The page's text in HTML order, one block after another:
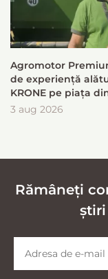
Agromotor
de experiență
KRONE pe piața
Moldova
3 aug 2026
Rămâneți
știri